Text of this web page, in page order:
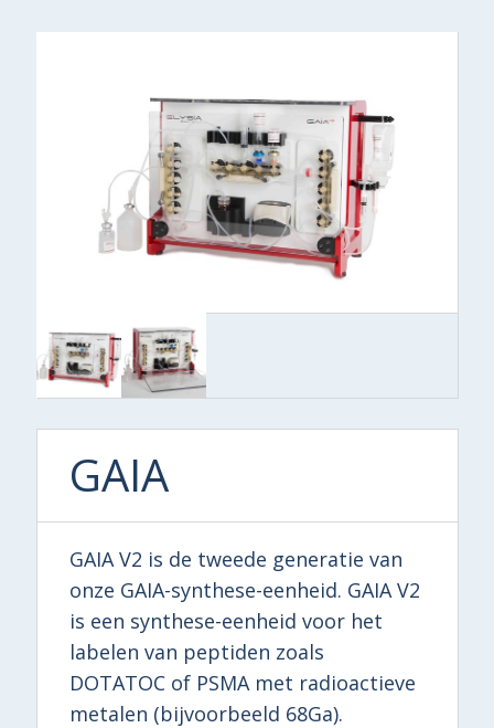
GAIA
GAIA V2 is de tweede generatie van
onze GAIA-synthese-eenheid. GAIA V2
is een synthese-eenheid voor het
labelen van peptiden zoals
DOTATOC of PSMA met radioactieve
metalen (bijvoorbeeld 68Ga).